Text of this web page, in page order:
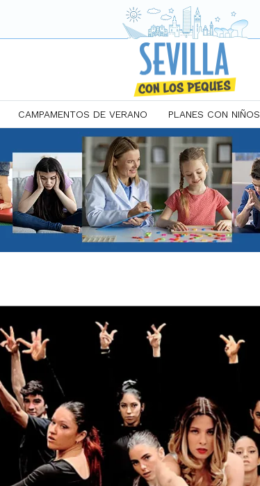
CAMPAMENTOS DE VERANO PLANES CON NIÑOS